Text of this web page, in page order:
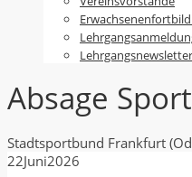
Lehrgangsnewsletter
Absage
Stadtsportbund Frankfurt
22Juni2026